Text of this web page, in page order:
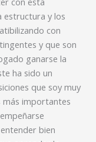
estructura y los
con
y que son
ganarse la
ha sido un
que soy muy
más importantes
bien